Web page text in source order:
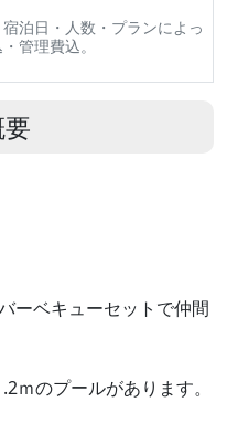
泊日・人数・プランによっ
管理費込。
ーベキューセットで仲間
のプールがあります。